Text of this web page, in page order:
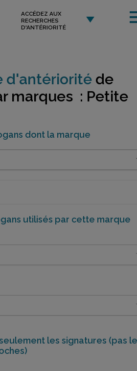
ACCÉDEZ AUX
RECHERCHES
D'ANTÉRIORITÉ
d'antériorité de
marques : Petite
dont la marque
utilisés par cette marque
les signatures (pas